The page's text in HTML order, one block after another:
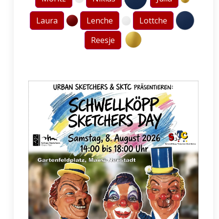
Laura Lenche
Lottche
Reesje